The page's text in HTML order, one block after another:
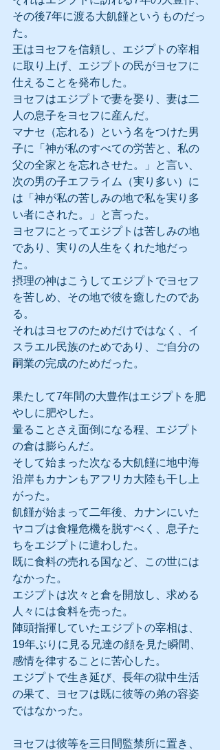
その後7年に渡る大飢饉というものだっ
た。
王はヨセフを信頼し、エジプトの宰相
に取り上げ、エジプトの民がヨセフに
仕えることを発布した。
ヨセフはエジプトで妻を娶り、妻は二
人の息子をヨセフに産んだ。
マナセ（忘れる）という名をつけた男
子に「神が私のすべての労苦と、私の
父の全家とを忘れさせた。」と言い、
次の男の子エフライム（実り多い）に
は「神が私の苦しみの地で私を実り多
い者にされた。」と言った。
ヨセフにとってエジプトは苦しみの地
であり、実りの人生をくれた地だっ
た。
摂理の神はこうしてエジプトでヨセフ
を苦しめ、その地で彼を癒したのであ
る。
それはヨセフのためだけではなく、イ
スラエル民族のためであり、ご自分の
嗣業の完成のためだった。
果たして7年間の大豊作はエジプトを肥
やしに肥やした。
量ることさえ面倒になる程、エジプト
の倉は膨らんだ。
そして始まった次なる大飢饉に地中海
沿岸もカナンもアフリカ大陸も干し上
がった。
飢饉が始まって二年後、カナンにいた
ヤコブは食糧危機を脱すべく、息子た
ちをエジプトに遣わした。
既に食料の売れる国など、この世には
なかった。
エジプトは次々と倉を開放し、求める
人々には食料を売った。
陣頭指揮していたエジプトの宰相は、
19年ぶりに見る兄達の顔を見た瞬間、
感情を律することに苦心した。
エジプトで生き延び、長年の獄中生活
の果て、ヨセフは既に彼等の弟の容姿
ではなかった。
ヨセフは彼等を三日間監禁所に置き、